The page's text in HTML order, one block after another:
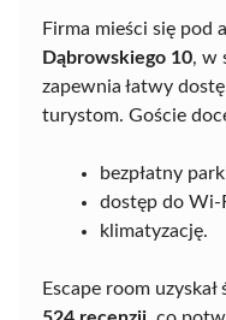
Firma mieści się pod
Dąbrowskiego 10, w
zapewnia łatwy
turystom. Goście
bezpłatny
dostęp do Wi-
klimatyzację.
Escape room